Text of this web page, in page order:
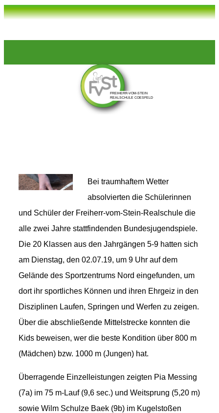
Bei traumhaftem Wetter
absolvierten die Schülerinnen
und Schüler der Freiherr-vom-Stein-Realschule die
alle zwei Jahre stattfindenden Bundesjugendspiele.
Die 20 Klassen aus den Jahrgängen 5-9 hatten sich
am Dienstag, den 02.07.19, um 9 Uhr auf dem
Gelände des Sportzentrums Nord eingefunden, um
dort ihr sportliches Können und ihren Ehrgeiz in den
Disziplinen Laufen, Springen und Werfen zu zeigen.
Über die abschließende Mittelstrecke konnten die
Kids beweisen, wer die beste Kondition über 800 m
(Mädchen) bzw. 1000 m (Jungen) hat.
Überragende Einzelleistungen zeigten Pia Messing
(7a) im 75 m-Lauf (9,6 sec.) und Weitsprung (5,20 m)
sowie Wilm Schulze Baek (9b) im Kugelstoßen